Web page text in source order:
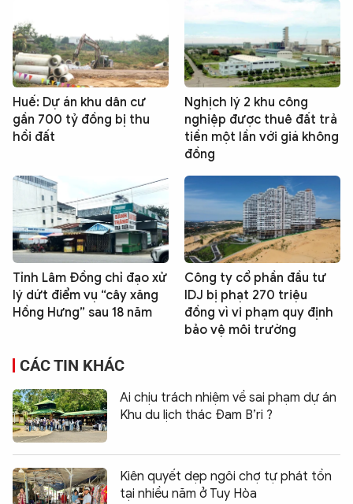
Huế: Dự án khu dân cư
gần 700 tỷ đồng bị thu
hồi đất
Nghịch lý 2 khu công
nghiệp được thuê đất trả
tiền một lần với giá không
đồng
Tỉnh Lâm Đồng chỉ đạo xử
lý dứt điểm vụ “cây xăng
Hồng Hưng” sau 18 năm
Công ty cổ phần đầu tư
IDJ bị phạt 270 triệu
đồng vì vi phạm quy định
bảo vệ môi trường
CÁC TIN KHÁC
Ai chịu trách nhiệm về sai phạm dự án
Khu du lịch thác Đam B’ri ?
Kiên quyết dẹp ngôi chợ tự phát tồn
tại nhiều năm ở Tuy Hòa